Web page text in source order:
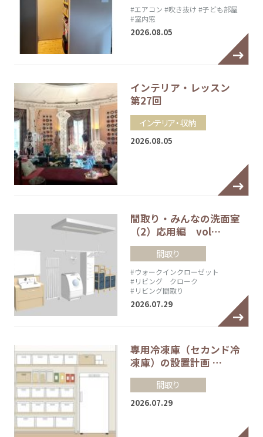
#エアコン #吹き抜け #子ども部屋
#室内窓
2026.08.05
インテリア・レッスン
第27回
インテリア・収納
2026.08.05
間取り・みんなの洗面室
（2）応用編 vol…
間取り
#ウォークインクローゼット
#リビング クローク
#リビング間取り
2026.07.29
専用冷凍庫（セカンド冷
凍庫）の設置計画 …
間取り
2026.07.29